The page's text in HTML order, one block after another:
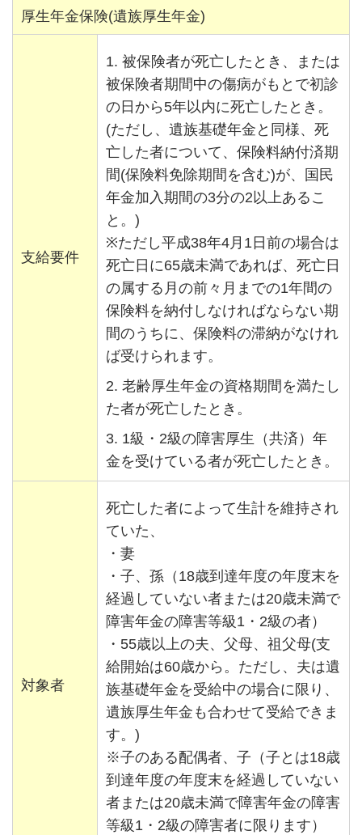
厚生年金保険(遺族厚生年金)
支給要件
1. 被保険者が死亡したとき、または
被保険者期間中の傷病がもとで初診
の日から5年以内に死亡したとき。
(ただし、遺族基礎年金と同様、死
亡した者について、保険料納付済期
間(保険料免除期間を含む)が、国民
年金加入期間の3分の2以上あるこ
と。)
※ただし平成38年4月1日前の場合は
死亡日に65歳未満であれば、死亡日
の属する月の前々月までの1年間の
保険料を納付しなければならない期
間のうちに、保険料の滞納がなけれ
ば受けられます。
2. 老齢厚生年金の資格期間を満たし
た者が死亡したとき。
3. 1級・2級の障害厚生（共済）年
金を受けている者が死亡したとき。
対象者
死亡した者によって生計を維持され
ていた、
・妻
・子、孫（18歳到達年度の年度末を
経過していない者または20歳未満で
障害年金の障害等級1・2級の者）
・55歳以上の夫、父母、祖父母(支
給開始は60歳から。ただし、夫は遺
族基礎年金を受給中の場合に限り、
遺族厚生年金も合わせて受給できま
す。)
※子のある配偶者、子（子とは18歳
到達年度の年度末を経過していない
者または20歳未満で障害年金の障害
等級1・2級の障害者に限ります）